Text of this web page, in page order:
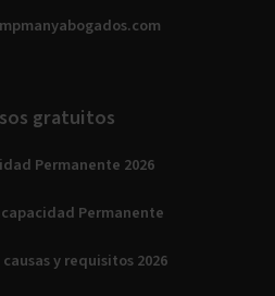
gratuitos
Permanente 2026
Permanente
y requisitos 2026